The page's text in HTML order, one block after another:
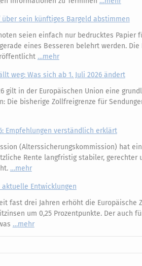
über sein künftiges Bargeld abstimmen
seien einfach nur bedrucktes Papier
eines Besseren belehrt werden. Die
mehr
weg: Was sich ab 1. Juli 2026 ändert
gilt in der Europäischen Union eine
Die bisherige Zollfreigrenze für
Empfehlungen verständlich erklärt
(Alterssicherungskommission) hat
Rente langfristig stabiler, gerechter
mehr
Entwicklungen
fast drei Jahren erhöht die Europäische
um 0,25 Prozentpunkte. Der auch
mehr